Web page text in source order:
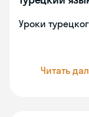
Уроки
Читать